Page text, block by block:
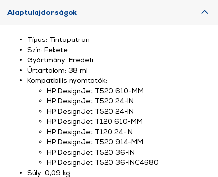
Alaptulajdonságok
Típus: Tintapatron
Szín: Fekete
Gyártmány: Eredeti
Űrtartalom: 38 ml
Kompatibilis nyomtatók:
HP DesignJet T520 610-MM
HP DesignJet T520 24-IN
HP DesignJet T520 24-IN
HP DesignJet T120 610-MM
HP DesignJet T120 24-IN
HP DesignJet T520 914-MM
HP DesignJet T520 36-IN
HP DesignJet T520 36-INC4680
Súly: 0,09 kg